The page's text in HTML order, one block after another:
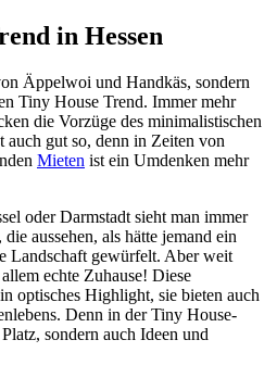
in Hessen
Äppelwoi und Handkäs, sondern
Tiny House Trend. Immer mehr
die Vorzüge des minimalistischen
auch gut so, denn in Zeiten von
Mieten ist ein Umdenken mehr
oder Darmstadt sieht man immer
aussehen, als hätte jemand ein
Landschaft gewürfelt. Aber weit
echte Zuhause! Diese
optisches Highlight, sie bieten auch
Denn in der Tiny House-
sondern auch Ideen und